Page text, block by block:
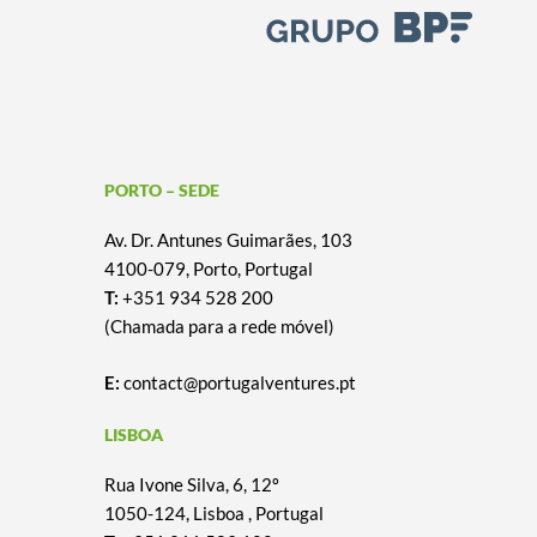
PORTO – SEDE
Av. Dr. Antunes Guimarães, 103
4100-079, Porto, Portugal
T: +351 934 528 200
(Chamada para a rede móvel)
E: contact@portugalventures.pt
LISBOA
Rua Ivone Silva, 6, 12º
1050-124, Lisboa , Portugal